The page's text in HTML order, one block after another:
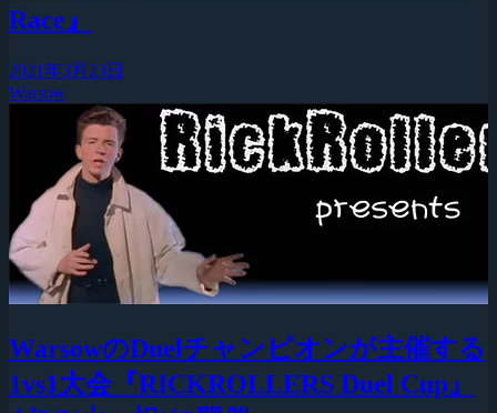
Race』
2021年3月23日
Warsow
WarsowのDuelチャンピオンが主催する
1vs1大会『RICKROLLERS Duel Cup』